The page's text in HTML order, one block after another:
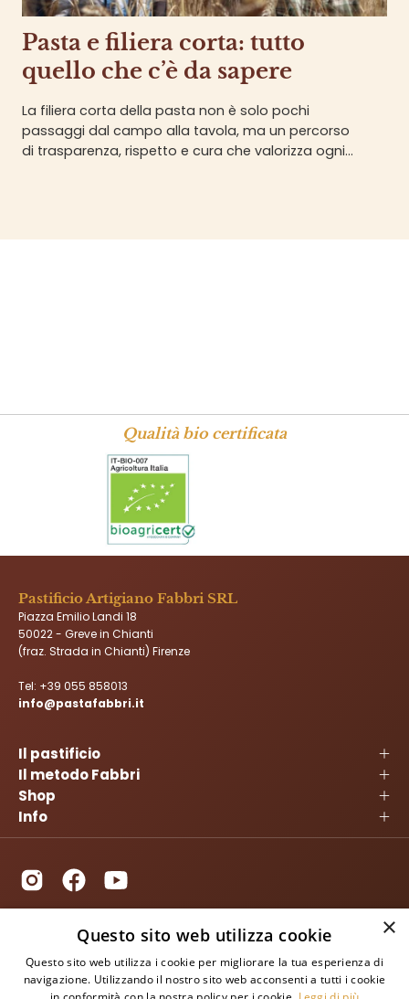
Pasta e filiera corta: tutto
quello che c’è da sapere
La filiera corta della pasta non è solo pochi
passaggi dal campo alla tavola, ma un percorso
di trasparenza, rispetto e cura che valorizza ogni
Qualità bio certificata
Pastificio Artigiano Fabbri SRL
Piazza Emilio Landi 18
50022 - Greve in Chianti
(fraz. Strada in Chianti) Firenze
Tel: +39 055 858013
info@pastafabbri.it
Il pastificio
Il metodo Fabbri
Shop
Info
×
Questo sito web utilizza cookie
Questo sito web utilizza i cookie per migliorare la tua esperienza di
navigazione. Utilizzando il nostro sito web acconsenti a tutti i cookie